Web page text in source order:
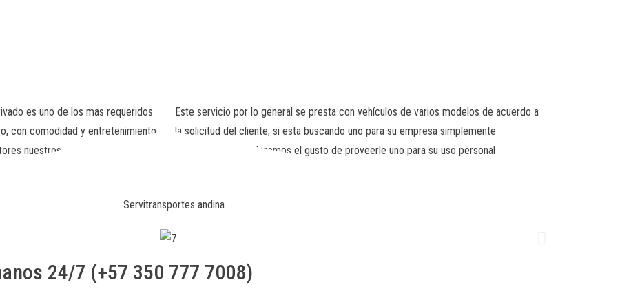
es uno de los mas requeridos
con comodidad y entretenimiento
nuestros.
Este servicio por lo general se presta con vehículos de varios modelos de acuerdo a
la solicitud del cliente, si esta buscando uno para su empresa simplemente
contáctenos y tenderemos el gusto de proveerle uno para su uso personal
24/7 (+57 350 777 7008)